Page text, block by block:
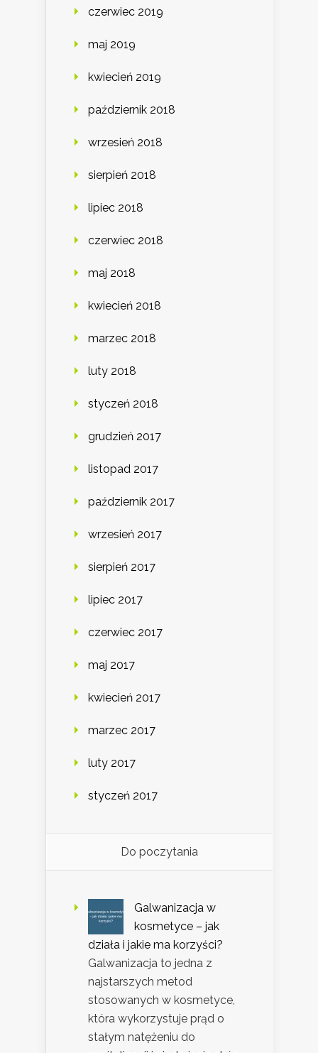
czerwiec 2019
maj 2019
kwiecień 2019
październik 2018
wrzesień 2018
sierpień 2018
lipiec 2018
czerwiec 2018
maj 2018
kwiecień 2018
marzec 2018
luty 2018
styczeń 2018
grudzień 2017
listopad 2017
październik 2017
wrzesień 2017
sierpień 2017
lipiec 2017
czerwiec 2017
maj 2017
kwiecień 2017
marzec 2017
luty 2017
styczeń 2017
Do poczytania
Galwanizacja w
kosmetyce – jak
działa i jakie ma korzyści?
Galwanizacja to jedna z
najstarszych metod
stosowanych w kosmetyce,
która wykorzystuje prąd o
stałym natężeniu do